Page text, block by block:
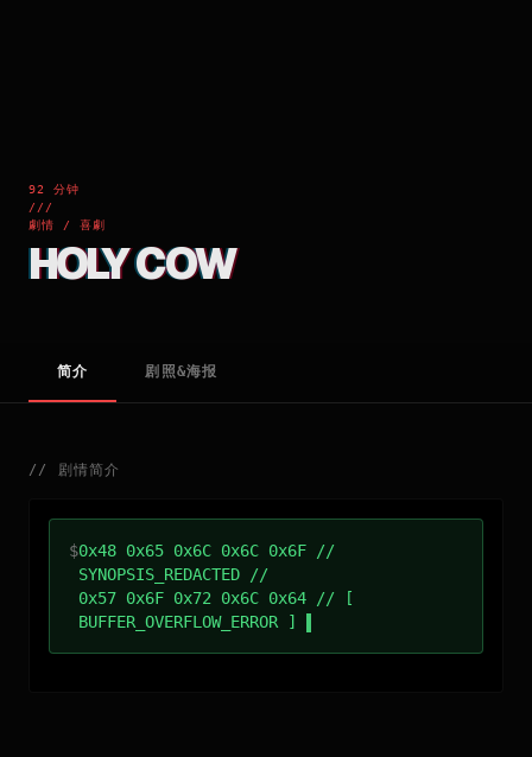
92 分钟
///
劇情 / 喜劇
HOLY COW
简介 剧照&海报
// 剧情简介
$0x48 0x65 0x6C 0x6C 0x6F //
SYNOPSIS_REDACTED //
0x57 0x6F 0x72 0x6C 0x64 // [
BUFFER_OVERFLOW_ERROR ]